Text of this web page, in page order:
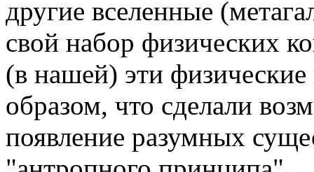
другие вселенные
свой набор физических
(в нашей) эти
образом, что сделали
появление разумных